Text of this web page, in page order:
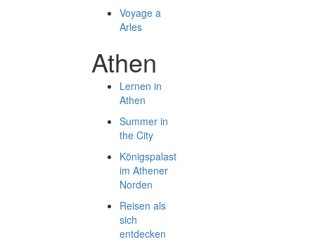
Voyage a
Arles
Athen
Lernen in
Athen
Summer in
the City
Königspalast
im Athener
Norden
Reisen als
sich
entdecken